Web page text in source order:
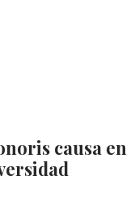
causa en